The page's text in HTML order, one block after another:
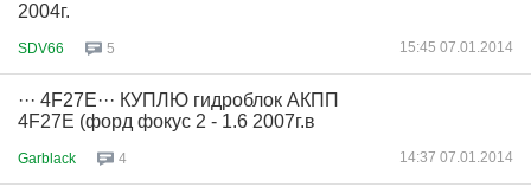
2004г.
SDV66 5 15:45 07.01.2014
··· 4F27E··· КУПЛЮ гидроблок АКПП
4F27E (форд фокус 2 - 1.6 2007г.в
Garblack 4 14:37 07.01.2014